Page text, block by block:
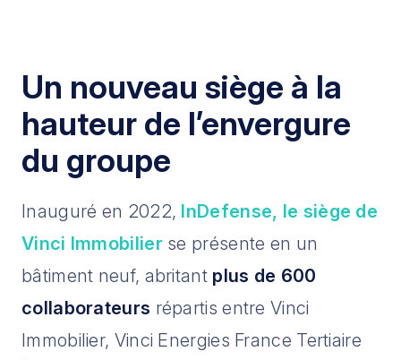
Un nouveau siège à la
hauteur de l’envergure
du groupe
Inauguré en 2022, InDefense, le siège de
Vinci Immobilierse présente en un
bâtiment neuf, abritant plus de 600
collaborateurs répartis entre Vinci
Immobilier, Vinci Energies France Tertiaire